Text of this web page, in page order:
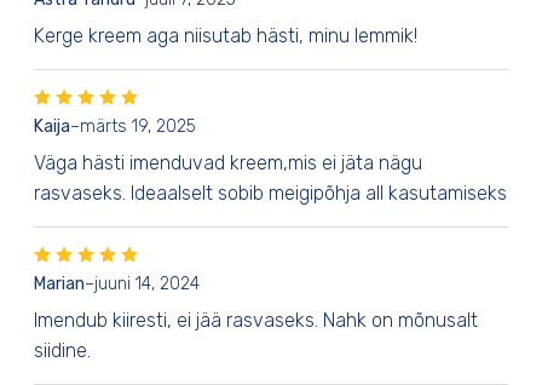
Kerge kreem aga niisutab hästi, minu lemmik!
Kaija–märts 19, 2025
Väga hästi imenduvad kreem,mis ei jäta nägu
rasvaseks. Ideaalselt sobib meigipõhja all kasutamiseks
Marian–juuni 14, 2024
Imendub kiiresti, ei jää rasvaseks. Nahk on mõnusalt
siidine.